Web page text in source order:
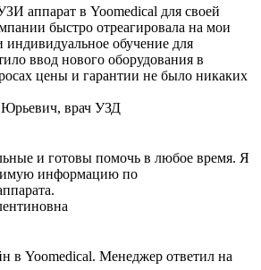
аппарат в Yoomedical для своей
быстро отреагировала на мои
обучение для
ввод нового оборудования в
цены и гарантии не было никаких
врач УЗД
и готовы помочь в любое время. Я
информацию по
в Yoomedical. Менеджер ответил на